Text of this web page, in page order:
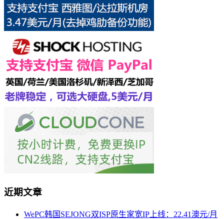
近期文章
WePC韩国SEJONG双ISP原生家宽IP上线：22.41澳元/月